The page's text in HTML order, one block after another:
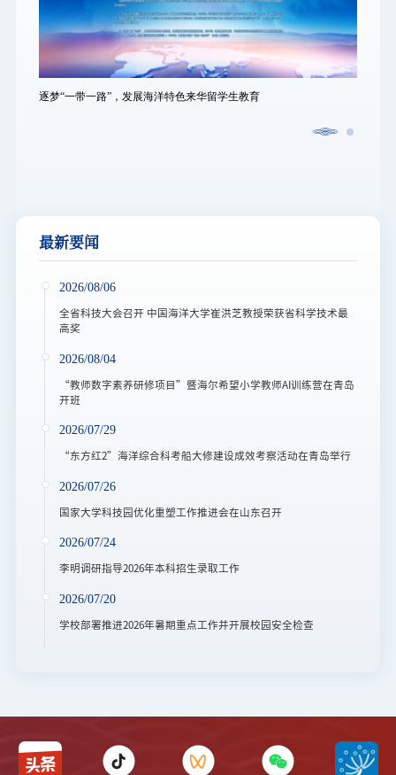
逐梦“一带一路”，发展海洋特色来华留学生教育
最新要闻
2026/08/06
全省科技大会召开 中国海洋大学崔洪芝教授荣获省科学技术最
高奖
2026/08/04
“教师数字素养研修项目”暨海尔希望小学教师AI训练营在青岛
开班
2026/07/29
“东方红2”海洋综合科考船大修建设成效考察活动在青岛举行
2026/07/26
国家大学科技园优化重塑工作推进会在山东召开
2026/07/24
李明调研指导2026年本科招生录取工作
2026/07/20
学校部署推进2026年暑期重点工作并开展校园安全检查